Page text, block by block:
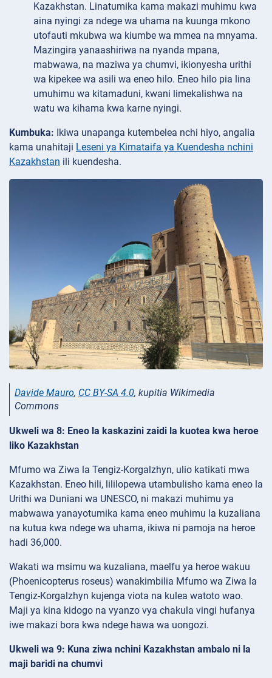
Kazakhstan. Linatumika kama makazi muhimu kwa
aina nyingi za ndege wa uhama na kuunga mkono
utofauti mkubwa wa kiumbe wa mmea na mnyama.
Mazingira yanaashiriwa na nyanda mpana,
mabwawa, na maziwa ya chumvi, ikionyesha urithi
wa kipekee wa asili wa eneo hilo. Eneo hilo pia lina
umuhimu wa kitamaduni, kwani limekalishwa na
watu wa kihama kwa karne nyingi.
Kumbuka: Ikiwa unapanga kutembelea nchi hiyo, angalia
kama unahitaji Leseni ya Kimataifa ya Kuendesha nchini
Kazakhstan ili kuendesha.
Davide Mauro, CC BY-SA 4.0, kupitia Wikimedia
Commons
Ukweli wa 8: Eneo la kaskazini zaidi la kuotea kwa heroe
liko Kazakhstan
Mfumo wa Ziwa la Tengiz-Korgalzhyn, ulio katikati mwa
Kazakhstan. Eneo hili, lililopewa utambulisho kama eneo la
Urithi wa Duniani wa UNESCO, ni makazi muhimu ya
mabwawa yanayotumika kama eneo muhimu la kuzaliana
na kutua kwa ndege wa uhama, ikiwa ni pamoja na heroe
hadi 36,000.
Wakati wa msimu wa kuzaliana, maelfu ya heroe wakuu
(Phoenicopterus roseus) wanakimbilia Mfumo wa Ziwa la
Tengiz-Korgalzhyn kujenga viota na kulea watoto wao.
Maji ya kina kidogo na vyanzo vya chakula vingi hufanya
iwe makazi bora kwa ndege hawa wa uongozi.
Ukweli wa 9: Kuna ziwa nchini Kazakhstan ambalo ni la
maji baridi na chumvi